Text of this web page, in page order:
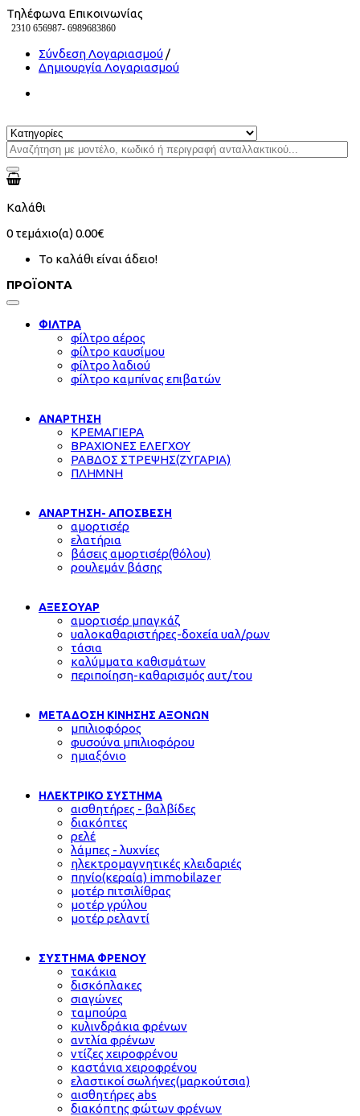
Τηλέφωνα Επικοινωνίας
2310 656987- 6989683860
Σύνδεση Λογαριασμού /
Δημιουργία Λογαριασμού
Καλάθι
0τεμάχιο(α)0.00€
Το καλάθι είναι άδειο!
ΠΡΟΪΟΝΤΑ
ΦΙΛΤΡΑ
φίλτρο αέρος
φίλτρο καυσίμου
φίλτρο λαδιού
φίλτρο καμπίνας επιβατών
ΑΝΑΡΤΗΣΗ
ΚΡΕΜΑΓΙΕΡΑ
ΒΡΑΧΙΟΝΕΣ ΕΛΕΓΧΟΥ
ΡΑΒΔΟΣ ΣΤΡΕΨΗΣ(ΖΥΓΑΡΙΑ)
ΠΛΗΜΝΗ
ΑΝΑΡΤΗΣΗ- ΑΠΟΣΒΕΣΗ
αμορτισέρ
ελατήρια
βάσεις αμορτισέρ(θόλου)
ρουλεμάν βάσης
ΑΞΕΣΟΥΑΡ
αμορτισέρ μπαγκάζ
υαλοκαθαριστήρες-δοχεία υαλ/ρων
τάσια
καλύμματα καθισμάτων
περιποίηση-καθαρισμός αυτ/του
ΜΕΤΑΔΟΣΗ ΚΙΝΗΣΗΣ ΑΞΟΝΩΝ
μπιλιοφόρος
φυσούνα μπιλιοφόρου
ημιαξόνιο
ΗΛΕΚΤΡΙΚΟ ΣΥΣΤΗΜΑ
αισθητήρες - βαλβίδες
διακόπτες
ρελέ
λάμπες - λυχνίες
ηλεκτρομαγνητικές κλειδαριές
πηνίο(κεραία) immobilazer
μοτέρ πιτσιλίθρας
μοτέρ γρύλου
μοτέρ ρελαντί
ΣΥΣΤΗΜΑ ΦΡΕΝΟΥ
τακάκια
δισκόπλακες
σιαγώνες
ταμπούρα
κυλινδράκια φρένων
αντλία φρένων
ντίζες χειροφρένου
καστάνια χειροφρένου
ελαστικοί σωλήνες(μαρκούτσια)
αισθητήρες abs
διακόπτης φώτων φρένων